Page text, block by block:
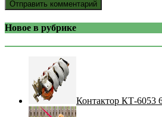
Новое в рубрике
Контактор КТ-6053